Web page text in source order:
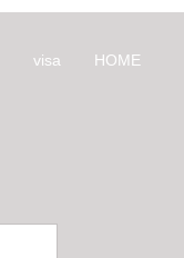
HOME
visa